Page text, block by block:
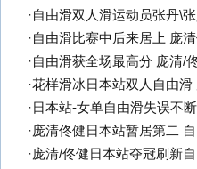
·自由滑双人滑运动员张丹\
·自由滑比赛中后来居上 庞
·自由滑获全场最高分 庞清/
·花样滑冰日本站双人自由滑
· 日本站-女单自由滑失误不
·庞清佟健日本站暂居第二
·庞清/佟健日本站夺冠刷新